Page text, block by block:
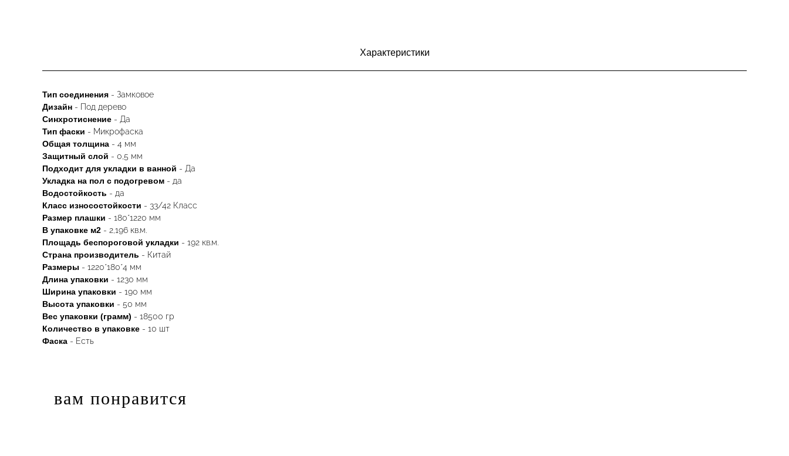
Характеристики
Тип соединения - Замковое
Дизайн - Под дерево
Синхротиснение - Да
Тип фаски - Микрофаска
Общая толщина - 4 мм
Защитный слой - 0,5 мм
Подходит для укладки в ванной - Да
Укладка на пол c подогревом - да
Водостойкость - да
Класс износостойкости - 33/42 Класс
Размер плашки - 180*1220 мм
В упаковке м2 - 2,196 кв.м.
Площадь беспороговой укладки - 192 кв.м.
Страна производитель - Китай
Размеры - 1220*180*4 мм
Длина упаковки - 1230 мм
Ширина упаковки - 190 мм
Высота упаковки - 50 мм
Вес упаковки (грамм) - 18500 гр
Количество в упаковке - 10 шт
Фаска - Есть
вам понравится